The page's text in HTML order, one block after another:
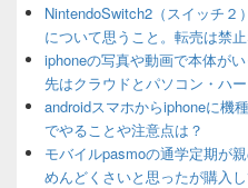
NintendoSwitch2（スイッチ
について思うこと。転売は禁
iphoneの写真や動画で本体が
先はクラウドとパソコン・ハ
androidスマホからiphoneに機
でやることや注意点は？
モバイルpasmoの通学定期が
めんどくさいと思ったが購入